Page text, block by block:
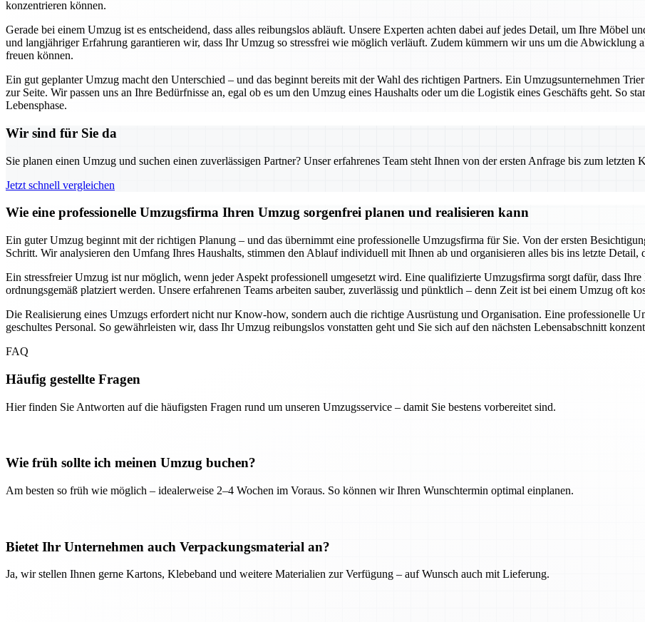
konzentrieren können.
Gerade bei einem Umzug ist es entscheidend, dass alles reibungslos abläuft. Unsere Experten achten dabei auf jedes Detail, um Ihre Möbel
und langjähriger Erfahrung garantieren wir, dass Ihr Umzug so stressfrei wie möglich verläuft. Zudem kümmern wir uns um die Abwicklung
freuen können.
Ein gut geplanter Umzug macht den Unterschied – und das beginnt bereits mit der Wahl des richtigen Partners. Ein Umzugsunternehmen
zur Seite. Wir passen uns an Ihre Bedürfnisse an, egal ob es um den Umzug eines Haushalts oder um die Logistik eines Geschäfts geht. So
Lebensphase.
Wir sind für Sie da
Sie planen einen Umzug und suchen einen zuverlässigen Partner? Unser erfahrenes Team steht Ihnen von der ersten Anfrage bis zum
Jetzt schnell vergleichen
Wie eine professionelle Umzugsfirma Ihren Umzug sorgenfrei planen und realisieren kann
Ein guter Umzug beginnt mit der richtigen Planung – und das übernimmt eine professionelle Umzugsfirma für Sie. Von der ersten
Schritt. Wir analysieren den Umfang Ihres Haushalts, stimmen den Ablauf individuell mit Ihnen ab und organisieren alles bis ins letzte Detail,
Ein stressfreier Umzug ist nur möglich, wenn jeder Aspekt professionell umgesetzt wird. Eine qualifizierte Umzugsfirma sorgt dafür, dass
ordnungsgemäß platziert werden. Unsere erfahrenen Teams arbeiten sauber, zuverlässig und pünktlich – denn Zeit ist bei einem Umzug oft
Die Realisierung eines Umzugs erfordert nicht nur Know-how, sondern auch die richtige Ausrüstung und Organisation. Eine professionelle
geschultes Personal. So gewährleisten wir, dass Ihr Umzug reibungslos vonstatten geht und Sie sich auf den nächsten Lebensabschnitt
FAQ
Häufig gestellte Fragen
Hier finden Sie Antworten auf die häufigsten Fragen rund um unseren Umzugsservice – damit Sie bestens vorbereitet sind.
Wie früh sollte ich meinen Umzug buchen?
Am besten so früh wie möglich – idealerweise 2–4 Wochen im Voraus. So können wir Ihren Wunschtermin optimal einplanen.
Bietet Ihr Unternehmen auch Verpackungsmaterial an?
Ja, wir stellen Ihnen gerne Kartons, Klebeband und weitere Materialien zur Verfügung – auf Wunsch auch mit Lieferung.